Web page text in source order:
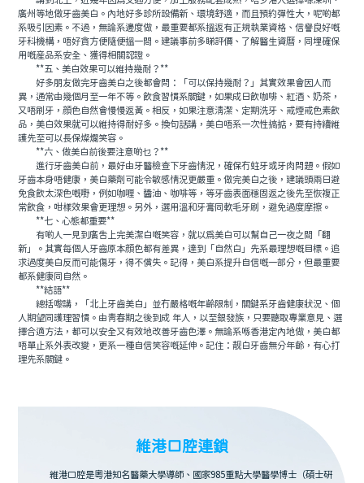
廣州等地做牙齒美白。內地好多診所設備新、環境舒適，而且預約彈性大，呢啲都
系吸引因素。不過，無論系邊度做，最重要都系搵返有正規執業資格、信譽良好嘅
牙科機構，唔好貪方便隨便搵一間。建議事前多睇評價、了解醫生資曆，同埋確保
用嘅産品系安全、獲得相關認證。
**五、美白效果可以維持幾耐？**
好多朋友做完牙齒美白之後都會問：「可以保持幾耐？」其實效果會因人而
異，通常由幾個月至一年不等。飲食習慣系關鍵，如果成日飲咖啡、紅酒、奶茶，
又唔刷牙，顔色自然會慢慢返黃。相反，如果注意清潔、定期洗牙、戒煙戒色素飲
品，美白效果就可以維持得耐好多。換句話講，美白唔系一次性搞掂，要有持續維
護先至可以長保燦爛笑容。
**六、做美白前後要注意啲乜？**
進行牙齒美白前，最好由牙醫檢查下牙齒情況，確保冇蛀牙或牙肉問題。假如
牙齒本身唔健康，美白藥劑可能令敏感情況更嚴重。做完美白之後，建議頭兩日避
免食飲太深色嘅嘢，例如咖喱、醬油、咖啡等，等牙齒表面穩固返之後先至恢複正
常飲食，咁樣效果會更理想。另外，選用溫和牙膏同軟毛牙刷，避免過度摩擦。
**七、心態都重要**
有啲人一見到廣告上完美潔白嘅笑容，就以爲美白可以幫自己一夜之間「翻
新」。其實每個人牙齒原本顔色都有差異，達到「自然白」先系最理想嘅目標。追
求過度美白反而可能傷牙，得不償失。記得，美白系提升自信嘅一部分，但最重要
都系健康同自然。
**結語**
總括嚟講，「北上牙齒美白」並冇嚴格嘅年齡限制，關鍵系牙齒健康狀況、個
人期望同護理習慣。由青春期之後到成 年人，以至銀發族，只要聽取專業意見、選
擇合適方法，都可以安全又有效地改善牙齒色澤。無論系喺香港定內地做，美白都
唔單止系外表改變，更系一種自信笑容嘅延伸。記住：靓白牙齒無分年齡，有心打
理先系關鍵。
維港口腔連鎖
維港口腔是粵港知名醫藥大學導師、國家985重點大學醫學博士（碩士研